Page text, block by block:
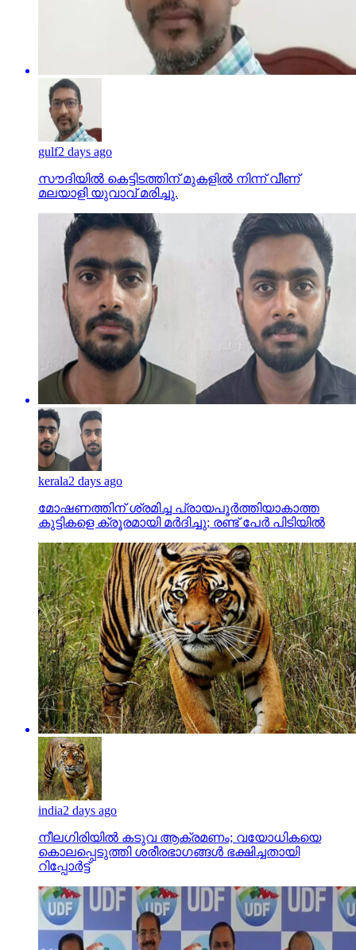
gulf2 days ago
സൗദിയില്‍ കെട്ടിടത്തിന് മുകളില്‍ നിന്ന് വീണ്
മലയാളി യുവാവ് മരിച്ചു.
kerala2 days ago
മോഷണത്തിന് ശ്രമിച്ച പ്രായപൂര്‍ത്തിയാകാത്ത
കുട്ടികളെ ക്രൂരമായി മര്‍ദിച്ചു; രണ്ട് പേര്‍ പിടിയില്‍
india2 days ago
നീലഗിരിയില്‍ കടുവ ആക്രമണം; വയോധികയെ
കൊലപ്പെടുത്തി ശരീരഭാഗങ്ങള്‍ ഭക്ഷിച്ചതായി
റിപ്പോര്‍ട്ട്